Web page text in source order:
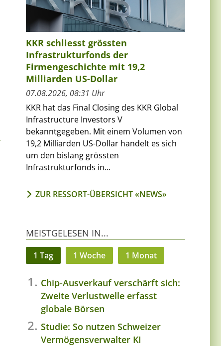
KKR schliesst grössten
Infrastrukturfonds der
Firmengeschichte mit 19,2
Milliarden US-Dollar
07.08.2026, 08:31 Uhr
KKR hat das Final Closing des KKR Global
Infrastructure Investors V
bekanntgegeben. Mit einem Volumen von
19,2 Milliarden US-Dollar handelt es sich
um den bislang grössten
Infrastrukturfonds in...
ZUR RESSORT-ÜBERSICHT «NEWS»
MEISTGELESEN IN...
1 Tag 1 Woche 1 Monat
Chip-Ausverkauf verschärft sich:
Zweite Verlustwelle erfasst
globale Börsen
Studie: So nutzen Schweizer
Vermögensverwalter KI